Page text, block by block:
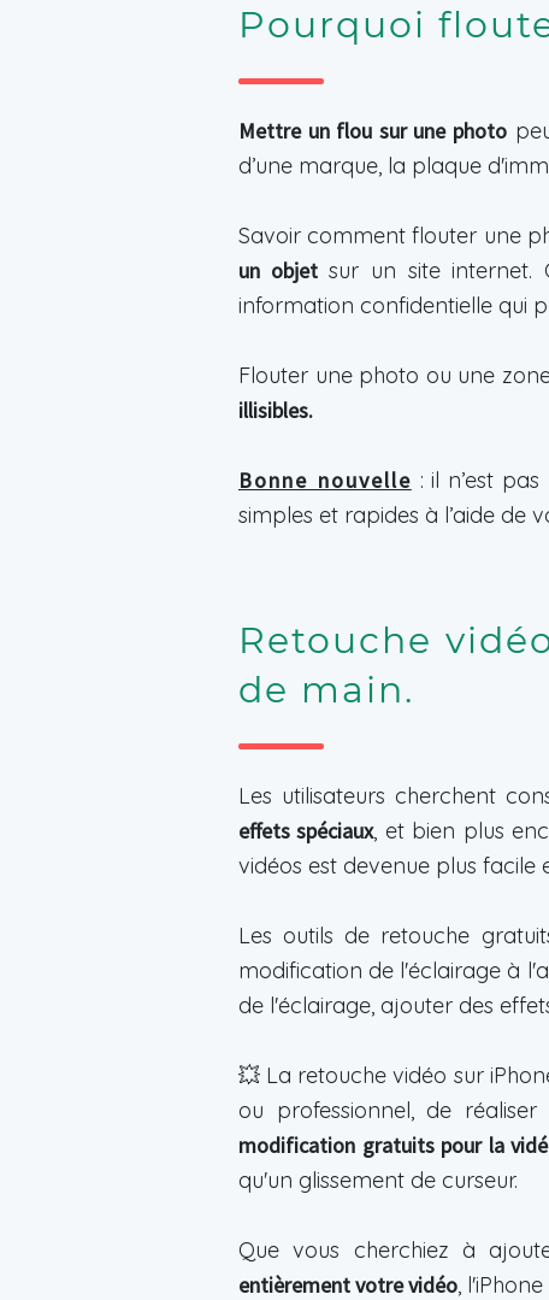
Pourquoi
Mettre un flou sur une photo
d’une marque, la plaque
Savoir comment flouter une
un objetsur un site internet.
information confidentielle qui
Flouter une photo ou une
illisibles.
Bonne nouvelle : il n’est
simples et rapides à l’aide de
Retouche
de main.
Les utilisateurs cherchent
effets spéciaux, et bien plus
vidéos est devenue plus facile
Les outils de retouche
modification de l'éclairage à
de l'éclairage, ajouter des
💥 La retouche vidéo sur
ou professionnel, de
modification gratuits pour la
qu'un glissement de curseur.
Que vous cherchiez à
entièrement votre vidéo,